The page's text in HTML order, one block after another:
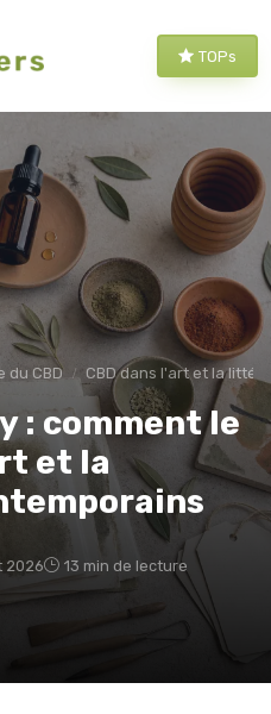
TOPs
du CBD CBD dans l'art et la
: comment le
et la
2026 13 min de lecture